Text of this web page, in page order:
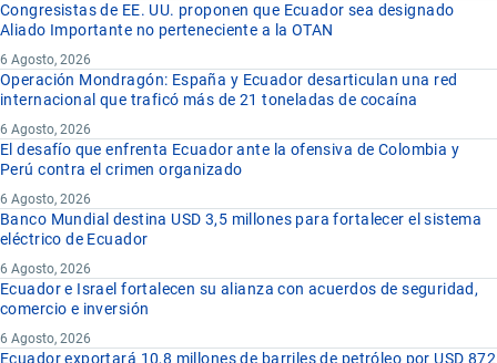
Congresistas de EE. UU. proponen que Ecuador sea designado
Aliado Importante no perteneciente a la OTAN
6 Agosto, 2026
Operación Mondragón: España y Ecuador desarticulan una red
internacional que traficó más de 21 toneladas de cocaína
6 Agosto, 2026
El desafío que enfrenta Ecuador ante la ofensiva de Colombia y
Perú contra el crimen organizado
6 Agosto, 2026
Banco Mundial destina USD 3,5 millones para fortalecer el sistema
eléctrico de Ecuador
6 Agosto, 2026
Ecuador e Israel fortalecen su alianza con acuerdos de seguridad,
comercio e inversión
6 Agosto, 2026
Ecuador exportará 10,8 millones de barriles de petróleo por USD 872